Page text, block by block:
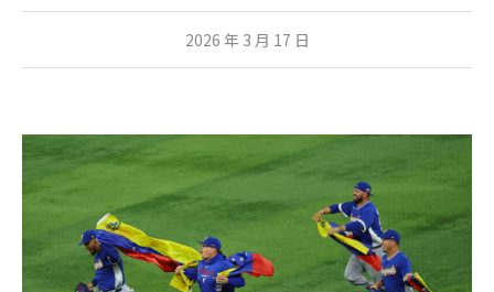
2026 年 3 月 17 日